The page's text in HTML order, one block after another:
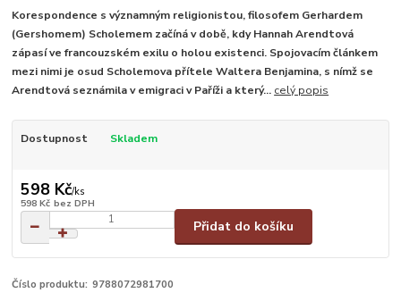
Korespondence s významným religionistou, filosofem Gerhardem
(Gershomem) Scholemem začíná v době, kdy Hannah Arendtová
zápasí ve francouzském exilu o holou existenci. Spojovacím článkem
mezi nimi je osud Scholemova přítele Waltera Benjamina, s nímž se
Arendtová seznámila v emigraci v Paříži a který... celý popis
Dostupnost Skladem
598 Kč/ks
598 Kč bez DPH
Přidat do košíku
Číslo produktu: 9788072981700